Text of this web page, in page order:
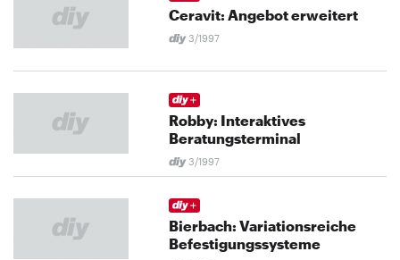
Ceravit: Angebot erweitert
3/1997
Robby: Interaktives
Beratungsterminal
3/1997
Bierbach: Variationsreiche
Befestigungssysteme